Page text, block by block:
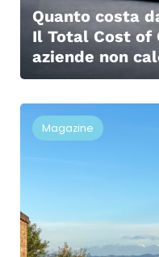
Quanto costa
Il Total Cost of
aziende non
Magazine